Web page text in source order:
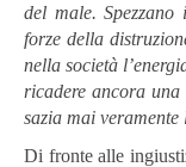
del male. Spezzano
forze della
nella società
ricadere ancora
sazia mai veramente
Di fronte alle